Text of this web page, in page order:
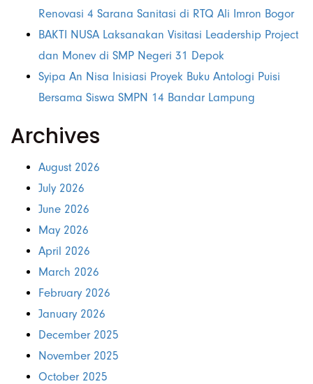
Renovasi 4 Sarana Sanitasi di RTQ Ali Imron Bogor
BAKTI NUSA Laksanakan Visitasi Leadership Project
dan Monev di SMP Negeri 31 Depok
Syipa An Nisa Inisiasi Proyek Buku Antologi Puisi
Bersama Siswa SMPN 14 Bandar Lampung
Archives
August 2026
July 2026
June 2026
May 2026
April 2026
March 2026
February 2026
January 2026
December 2025
November 2025
October 2025